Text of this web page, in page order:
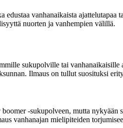
vanhanaikaista
nuorten ja vanhempien välillä.
sukupolville tai
Ilmaus on tullut suosituksi
-sukupolveen, mutta
vanhanajan mielipiteiden